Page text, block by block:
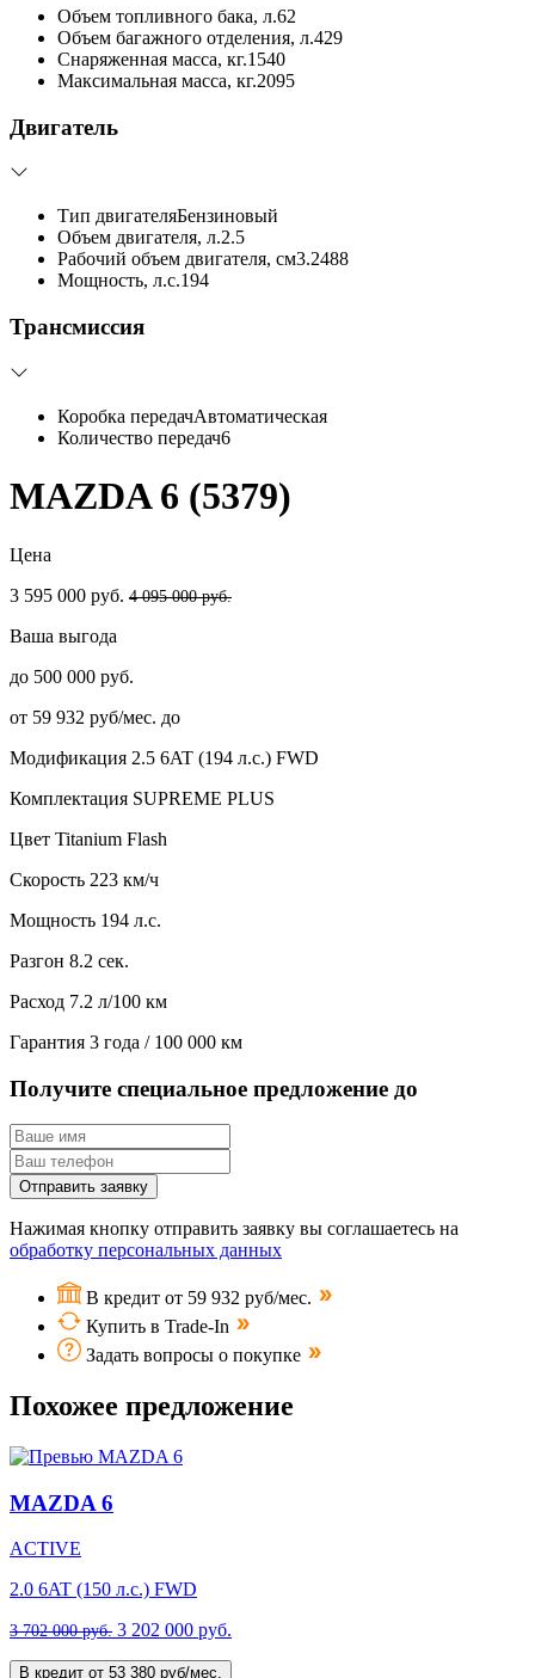
Объем топливного бака, л.62
Объем багажного отделения, л.429
Снаряженная масса, кг.1540
Максимальная масса, кг.2095
Двигатель
Тип двигателяБензиновый
Объем двигателя, л.2.5
Рабочий объем двигателя, см3.2488
Мощность, л.с.194
Трансмиссия
Коробка передачАвтоматическая
Количество передач6
MAZDA 6 (5379)
Цена
3 595 000 руб. 4 095 000 руб.
Ваша выгода
до 500 000 руб.
от 59 932 руб/мес. до
Модификация 2.5 6AT (194 л.с.) FWD
Комплектация SUPREME PLUS
Цвет Titanium Flash
Скорость 223 км/ч
Мощность 194 л.с.
Разгон 8.2 сек.
Расход 7.2 л/100 км
Гарантия 3 года / 100 000 км
Получите специальное предложение до
Отправить заявку
Нажимая кнопку отправить заявку вы соглашаетесь на
обработку персональных данных
В кредит от 59 932 руб/мес.
Купить в Trade-In
Задать вопросы о покупке
Похожее предложение
MAZDA 6
ACTIVE
2.0 6AT (150 л.с.) FWD
3 702 000 руб. 3 202 000 руб.
В кредит от 53 380 руб/мес.